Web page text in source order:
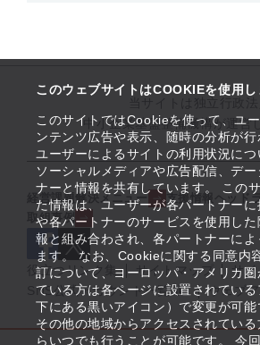
このウェブサイトはCOOKIEを使用し
このサイトではCookieを使って、ユ
ンテンツ広告や表示、随時の分析が
ユーザーによるサイトの利用状況につ
ソーシャルメディアや広告配信、デー
ナーと情報を共有しています。 この
た情報は、ユーザーが各パートナー
や各パートナーのサービスを使用し
報と組み合わされ、各パートナーによ
ます。 なお、Cookieに関する同意内
訂について、ヨーロッパ・アメリカ
ている方は各ページに設置されてい
下にある黒いアイコン）で変更が可
その他の地域からアクセスされてい
らいつでも行うことが可能です。 今
中小企業基盤整備機構が運営
経営課題解決メニュー 支援情報ヘッド
取組事例
役立つリンク集 サイトマップ
サイ
SNS公式アカウント一覧
ウェブ